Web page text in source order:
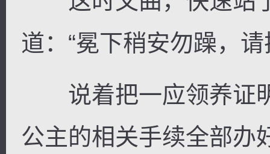
道：“冕下稍安勿躁，
说着把一应领养证明
公主的相关手续全部办